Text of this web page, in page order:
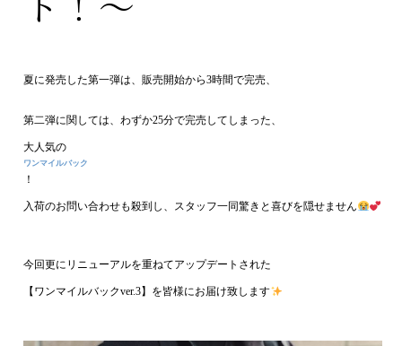
夏に発売した第一弾は、販売開始から3時間で完売、
第二弾に関しては、わずか25分で完売してしまった、
大人気の
ワンマイルバック
！
入荷のお問い合わせも殺到し、スタッフ一同驚きと喜びを隠せません
今回更にリニューアルを重ねてアップデートされた
【ワンマイルバックver.3】を皆様にお届け致します